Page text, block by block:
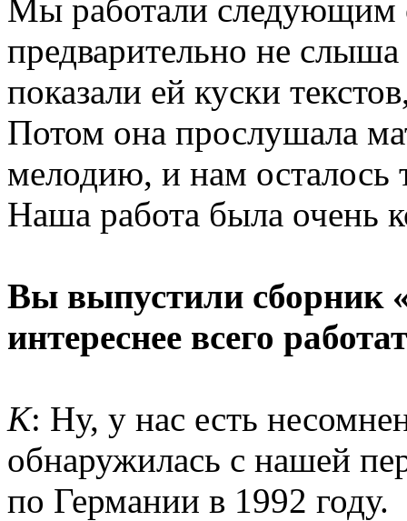
Мы работали следующим
предварительно не
показали ей куски
Потом она прослушала
мелодию, и нам осталось
Наша работа была очень
Вы выпустили сборник
интереснее всего
К: Ну, у нас есть
обнаружилась с нашей
по Германии в 1992 году.